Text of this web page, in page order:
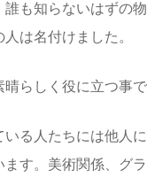
も知らないはずの
は名付けました。
らしく役に立つ事で
る人たちには他人
す。美術関係、グ